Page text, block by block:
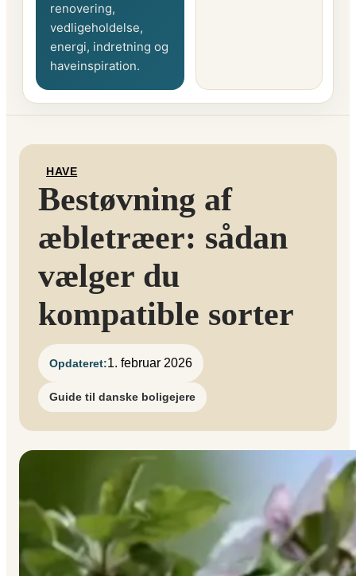
renovering,
vedligeholdelse,
energi, indretning og
haveinspiration.
HAVE
Bestøvning af
æbletræer: sådan
vælger du
kompatible sorter
Opdateret:1. februar 2026
Guide til danske boligejere